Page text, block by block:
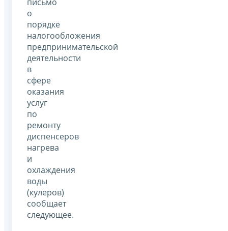
о
порядке
налогообложения
предпринимательской
деятельности
в
сфере
оказания
услуг
по
ремонту
диспенсеров
нагрева
и
охлаждения
воды
(кулеров)
сообщает
следующее.